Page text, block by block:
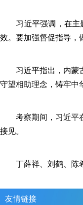
习近平强调，在主题
效。要加强督促指导，
习近平指出，内蒙古
守望相助理念，铸牢中
考察期间，习近平在
接见。
丁薛祥、刘鹤、陈希
友情链接